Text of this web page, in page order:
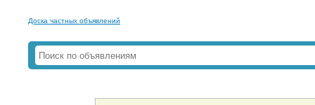
Доска частных объявлений